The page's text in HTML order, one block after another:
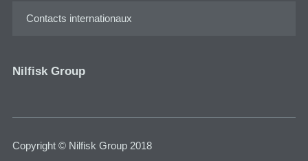
Contacts internationaux
Nilfisk Group
Copyright © Nilfisk Group 2018